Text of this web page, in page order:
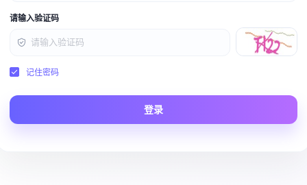
请输入验证码
记住密码
登录